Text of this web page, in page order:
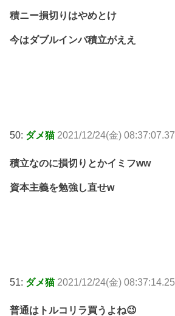
積ニー損切りはやめとけ
今はダブルインバ積立がええ
50: ダメ猫 2021/12/24(金) 08:37:07.37
積立なのに損切りとかイミフww
資本主義を勉強し直せw
51: ダメ猫 2021/12/24(金) 08:37:14.25
普通はトルコリラ買うよね😉